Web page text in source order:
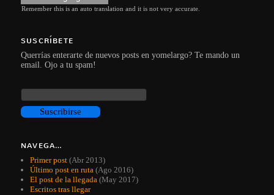
Remember this is an auto translation and it is not very accurate.
SUSCRÍBETE
Querrías enterarte de nuevos posts en yomelargo? Te mando un
email. Ojo a tu spam!
NAVEGA…
Primer post (Abr 2013)
Último post en ruta (Ago 2016)
El post de la llegada (May 2017)
Escritos tras llegar